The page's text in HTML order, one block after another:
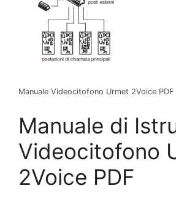
Manuale Videocitofono Urmet 2Voice PDF
Manuale di
Videocitofono
2Voice PDF